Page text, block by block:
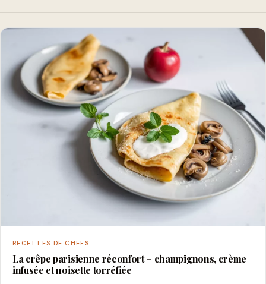
RECETTES DE CHEFS
La crêpe parisienne réconfort – champignons, crème
infusée et noisette torréfiée